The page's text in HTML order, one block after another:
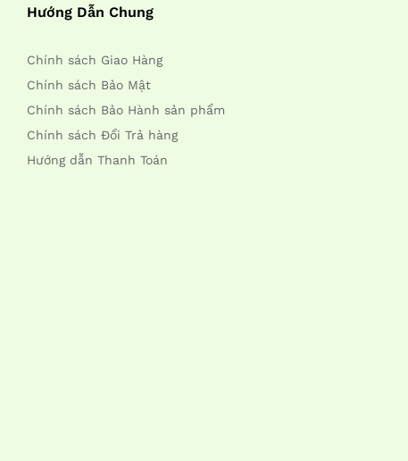
Hướng Dẫn Chung
Chính sách Giao Hàng
Chính sách Bảo Mật
Chính sách Bảo Hành sản phẩm
Chính sách Đổi Trả hàng
Hướng dẫn Thanh Toán